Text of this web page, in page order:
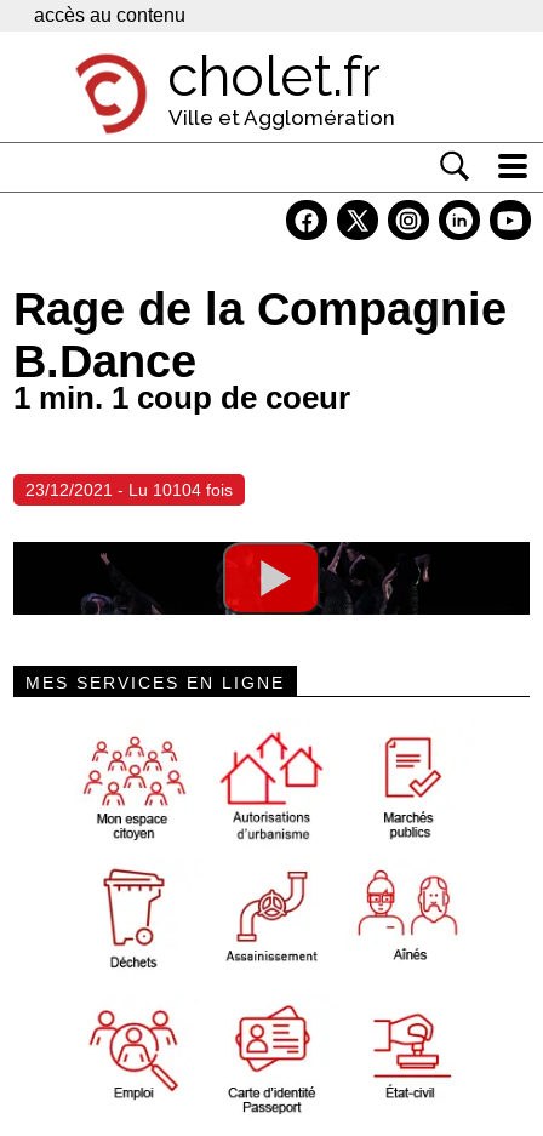
Panneau de gestion des cookies
accès au contenu
cholet.fr
Ville et Agglomération
Economie
Services
Contacts
Rage de la Compagnie
B.Dance
1 min. 1 coup de coeur
23/12/2021 - Lu 10104 fois
MES SERVICES EN LIGNE